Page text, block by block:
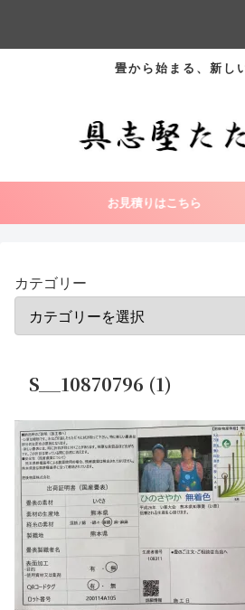
畳から始まる、新し
お見積りはこちら
カテゴリー
S__10870796 (1)